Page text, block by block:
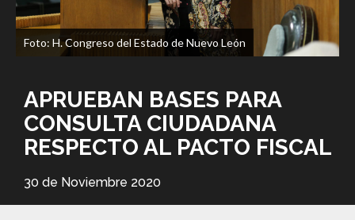
Foto: H. Congreso del Estado de Nuevo León
APRUEBAN BASES PARA
CONSULTA CIUDADANA
RESPECTO AL PACTO FISCAL
30 de Noviembre 2020